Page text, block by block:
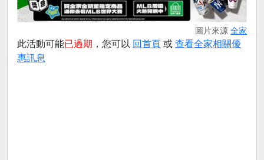
圖片來源 全家
此活動可能已過期 ，您可以 回首頁 或 查看全家相關優
惠訊息